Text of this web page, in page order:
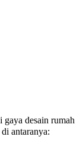
gaya desain rumah
antaranya: